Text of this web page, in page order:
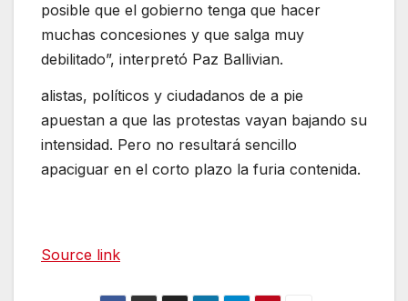
posible que el gobierno tenga que hacer
muchas concesiones y que salga muy
debilitado”, interpretó Paz Ballivian.
alistas, políticos y ciudadanos de a pie
apuestan a que las protestas vayan bajando su
intensidad. Pero no resultará sencillo
apaciguar en el corto plazo la furia contenida.
Source link